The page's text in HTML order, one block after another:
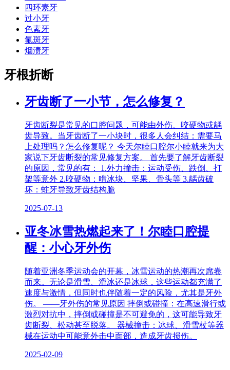
四环素牙
过小牙
色素牙
氟斑牙
烟渍牙
牙根折断
牙齿断了一小节，怎么修复？
牙齿断裂是常见的口腔问题，可能由外伤、咬硬物或龋
齿导致。当牙齿断了一小块时，很多人会纠结：需要马
上处理吗？怎么修复呢？ 今天尔睦口腔尔小睦就来为大
家说下牙齿断裂的常见修复方案。 首先要了解牙齿断裂
的原因，常见的有： 1.外力撞击：运动受伤、跌倒、打
架等意外 2.咬硬物：啃冰块、坚果、骨头等 3.龋齿破
坏：蛀牙导致牙齿结构脆
2025-07-13
亚冬冰雪热燃起来了！尔睦口腔提
醒：小心牙外伤
随着亚洲冬季运动会的开幕，冰雪运动的热潮再次席卷
而来。无论是滑雪、滑冰还是冰球，这些运动都充满了
速度与激情，但同时也伴随着一定的风险，尤其是牙外
伤。 ——牙外伤的常见原因 摔倒或碰撞：在高速滑行或
激烈对抗中，摔倒或碰撞是不可避免的，这可能导致牙
齿断裂、松动甚至脱落。 器械撞击：冰球、滑雪杖等器
械在运动中可能意外击中面部，造成牙齿损伤。
2025-02-09